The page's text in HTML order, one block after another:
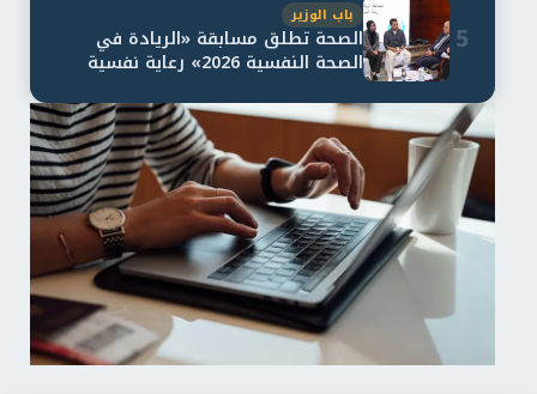
5
باب الوزير
الصحة تطلق مسابقة «الريادة في
الصحة النفسية 2026» رعاية نفسية